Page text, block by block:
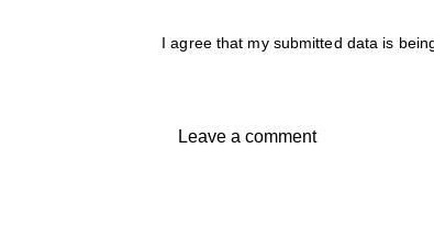
I agree that my submitted data is